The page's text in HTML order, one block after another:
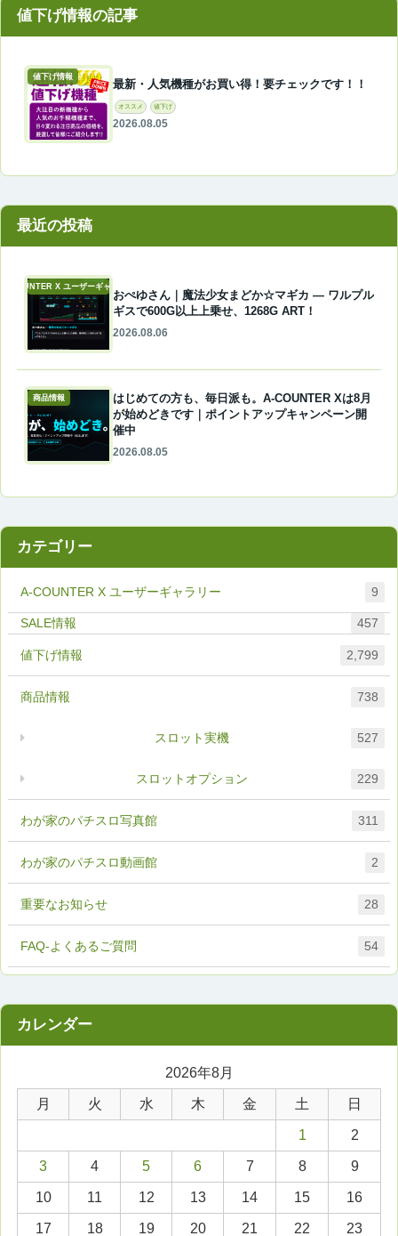
値下げ情報
最新・人気機種がお買い得！要チェックです！！
オススメ 値下げ
2026.08.05
最近の投稿
A-COUNTER X ユーザーギャラリー
おぺゆさん｜魔法少女まどか☆マギカ ― ワルプル
ギスで600G以上上乗せ、1268G ART！
2026.08.06
商品情報
はじめての方も、毎日派も。A-COUNTER Xは8月
が始めどきです｜ポイントアップキャンペーン開
催中
2026.08.05
カテゴリー
A-COUNTER X ユーザーギャラリー 9
FAQ-よくあるご質問 54
457
わが家のパチスロ写真館 311
わが家のパチスロ動画館 2
値下げ情報 2,799
商品情報 738
スロットオプション 229
スロット実機 527
重要なお知らせ 28
2026年8月
月 火 水 木 金 土 日
1 2
3 4 5 6 7 8 9
10 11 12 13 14 15 16
17 18 19 20 21 22 23